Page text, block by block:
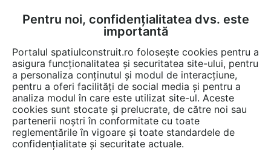
FĂ-ȚI CONT LOGIN
CUM SE FACE
Afla totul despre "Garnituri
de izolare acustică"
Pentru noi, confidențialitatea dvs. este
importantă
Portalul spatiulconstruit.ro folosește cookies pentru a
asigura funcționalitatea și securitatea site-ului, pentru
a personaliza conținutul și modul de interacțiune,
pentru a oferi facilități de social media și pentru a
analiza modul în care este utilizat site-ul. Aceste
cookies sunt stocate și prelucrate, de către noi sau
partenerii noștri în conformitate cu toate
reglementările în vigoare și toate standardele de
confidențialitate și securitate actuale.